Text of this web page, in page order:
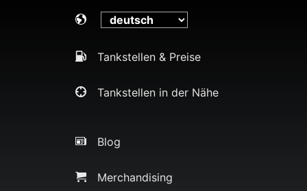
Tankstellen & Preise
Tankstellen in der Nähe
Blog
Merchandising